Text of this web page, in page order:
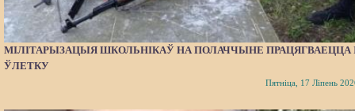
МІЛІТАРЫЗАЦЫЯ ШКОЛЬНІКАЎ НА ПОЛАЧЧЫНЕ ПРАЦЯГВАЕЦЦА
ЎЛЕТКУ
Пятніца, 17 Ліпень